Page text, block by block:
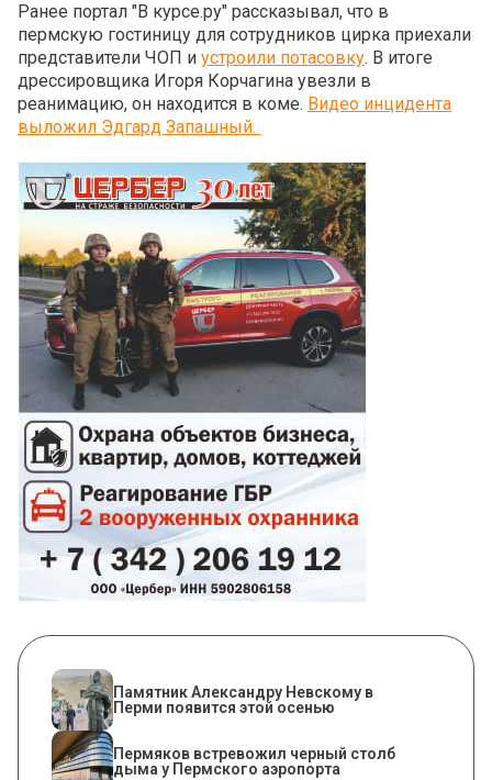
Ранее портал "В курсе.ру" рассказывал, что в
пермскую гостиницу для сотрудников цирка приехали
представители ЧОП и устроили потасовку. В итоге
дрессировщика Игоря Корчагина увезли в
реанимацию, он находится в коме. Видео инцидента
выложил Эдгард Запашный.
​Памятник Александру Невскому в
Перми появится этой осенью
Пермяков встревожил черный столб
дыма у Пермского аэропорта